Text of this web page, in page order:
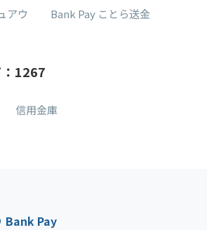
アウ
Bank Pay ことら送金
1267
信用金庫
Bank Pay